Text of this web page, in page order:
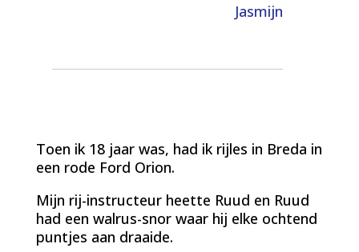
Jasmijn
Toen ik 18 jaar was, had ik rijles in Breda in
een rode Ford Orion.
Mijn rij-instructeur heette Ruud en Ruud
had een walrus-snor waar hij elke ochtend
puntjes aan draaide.